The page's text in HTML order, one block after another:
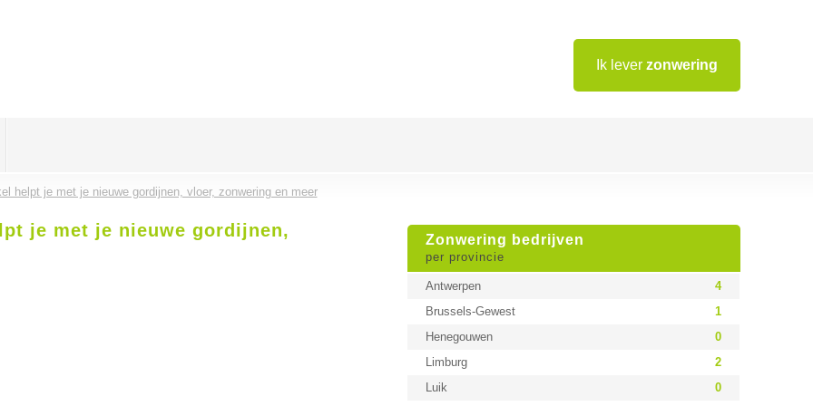
Ik lever zonwering
helpt je met je nieuwe gordijnen, vloer, zonwering en meer
Zonwering bedrijven
per provincie
Antwerpen
4
Brussels-Gewest
1
Henegouwen
0
Limburg
2
Luik
0
je met je nieuwe gordijnen,